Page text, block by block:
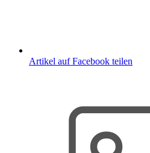
Artikel auf Facebook teilen